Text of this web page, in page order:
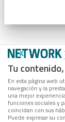
Tu
En esta página web
navegación y la
una mejor
funciones sociales y
coincidan con sus
Puede expresar su